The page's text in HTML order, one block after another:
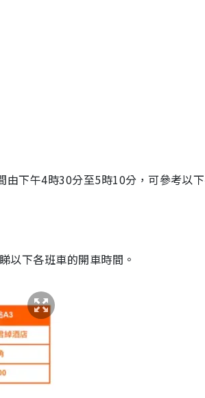
下午4時30分至5時10分，可參考以
以下各班車的開車時間。